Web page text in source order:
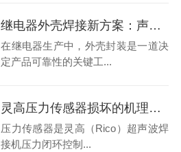
继电器外壳焊接新方案：声峰超声波技术为何成为行业首选？
在继电器生产中，外壳封装是一道决
定产品可靠性的关键工...
灵高压力传感器损坏的机理分析与专业修复
压力传感器是灵高（Rico）超声波焊
接机压力闭环控制...